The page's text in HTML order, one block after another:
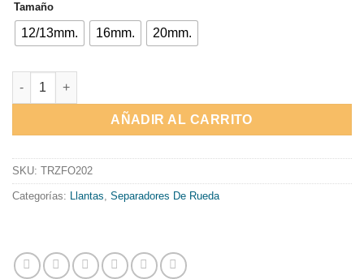
Tamaño
12/13mm. 16mm. 20mm.
SEPARADORES FORD (5X108) cantidad
AÑADIR AL CARRITO
SKU: TRZFO202
Categorías: Llantas, Separadores De Rueda